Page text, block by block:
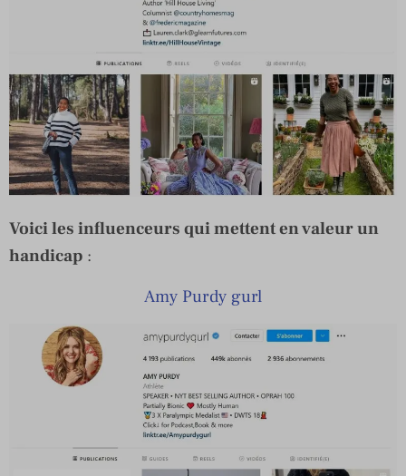
Voici les influenceurs qui mettent en valeur un
handicap :
Amy Purdy gurl